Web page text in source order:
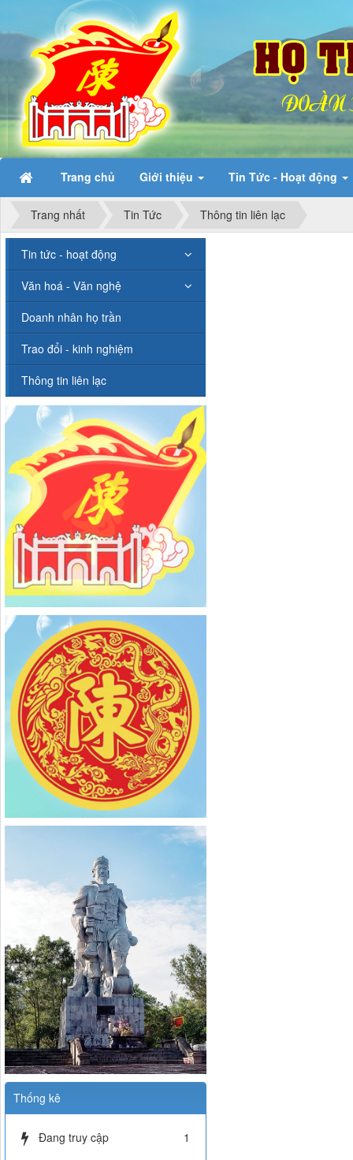
Trang chủ Giới thiệu Tin Tức - Hoạt động
Trang nhất Tin Tức Thông tin liên lạc
Tin tức - hoạt động
Văn hoá - Văn nghệ
Doanh nhân họ trần
Trao đổi - kinh nghiệm
Thông tin liên lạc
Thống kê
Đang truy cập
1